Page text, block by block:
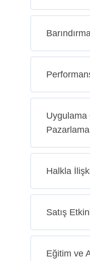
Uygulama
Pazarlama
Halkla
Satış
Eğitim ve